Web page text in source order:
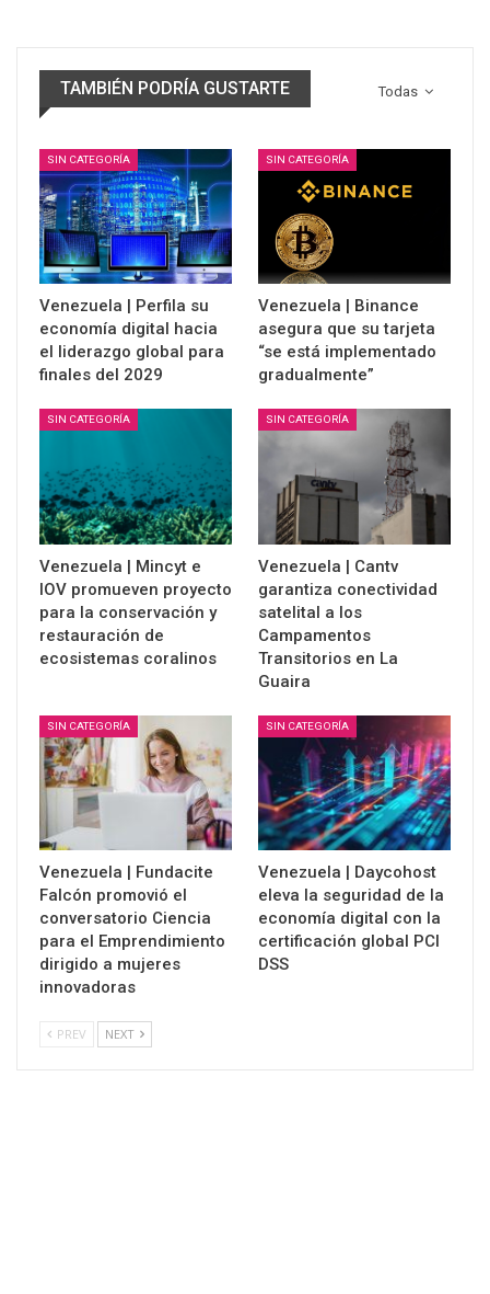
Todas
TAMBIÉN PODRÍA GUSTARTE
SIN CATEGORÍA
Venezuela | Perfila su
economía digital hacia
el liderazgo global para
finales del 2029
SIN CATEGORÍA
Venezuela | Binance
asegura que su tarjeta
“se está implementado
gradualmente”
SIN CATEGORÍA
Venezuela | Mincyt e
IOV promueven proyecto
para la conservación y
restauración de
ecosistemas coralinos
SIN CATEGORÍA
Venezuela | Cantv
garantiza conectividad
satelital a los
Campamentos
Transitorios en La
Guaira
SIN CATEGORÍA
Venezuela | Fundacite
Falcón promovió el
conversatorio Ciencia
para el Emprendimiento
dirigido a mujeres
innovadoras
SIN CATEGORÍA
Venezuela | Daycohost
eleva la seguridad de la
economía digital con la
certificación global PCI
DSS
PREV NEXT